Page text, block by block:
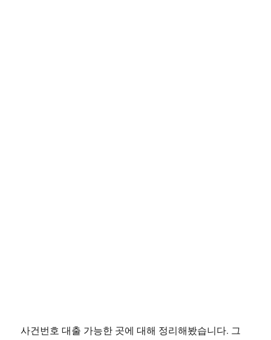
사건번호 대출 가능한 곳에 대해 정리해봤습니다. 그